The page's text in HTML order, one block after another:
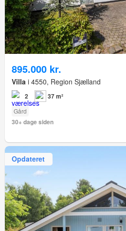
895.000 kr.
Villa i 4550, Region Sjælland
2 37 m²
Gård
30+ dage siden
Opdateret